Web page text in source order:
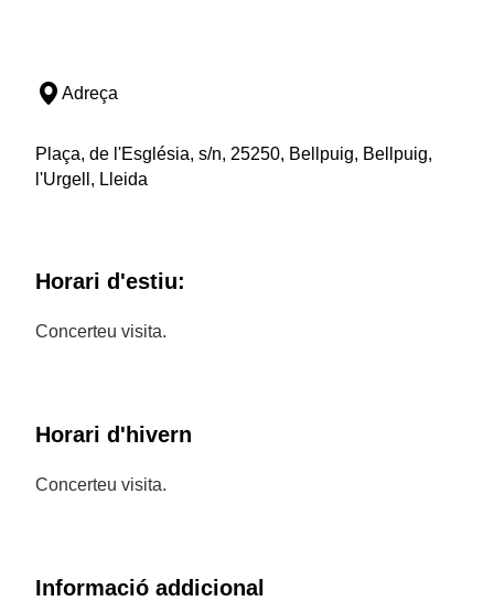
Adreça
Plaça, de l'Església, s/n, 25250, Bellpuig, Bellpuig,
l'Urgell, Lleida
Horari d'estiu:
Concerteu visita.
Horari d'hivern
Concerteu visita.
Informació addicional